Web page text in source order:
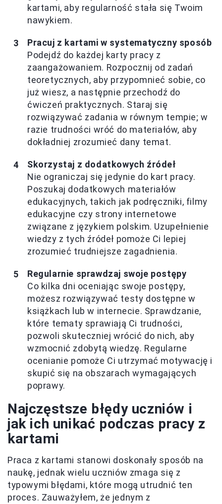
kartami, aby regularność stała się Twoim
nawykiem.
Pracuj z kartami w systematyczny sposób
Podejdź do każdej karty pracy z
zaangażowaniem. Rozpocznij od zadań
teoretycznych, aby przypomnieć sobie, co
już wiesz, a następnie przechodź do
ćwiczeń praktycznych. Staraj się
rozwiązywać zadania w równym tempie; w
razie trudności wróć do materiałów, aby
dokładniej zrozumieć dany temat.
Skorzystaj z dodatkowych źródeł
Nie ograniczaj się jedynie do kart pracy.
Poszukaj dodatkowych materiałów
edukacyjnych, takich jak podręczniki, filmy
edukacyjne czy strony internetowe
związane z językiem polskim. Uzupełnienie
wiedzy z tych źródeł pomoże Ci lepiej
zrozumieć trudniejsze zagadnienia.
Regularnie sprawdzaj swoje postępy
Co kilka dni oceniając swoje postępy,
możesz rozwiązywać testy dostępne w
książkach lub w internecie. Sprawdzanie,
które tematy sprawiają Ci trudności,
pozwoli skuteczniej wrócić do nich, aby
wzmocnić zdobytą wiedzę. Regularne
ocenianie pomoże Ci utrzymać motywację i
skupić się na obszarach wymagających
poprawy.
Najczęstsze błędy uczniów i
jak ich unikać podczas pracy z
kartami
Praca z kartami stanowi doskonały sposób na
naukę, jednak wielu uczniów zmaga się z
typowymi błędami, które mogą utrudnić ten
proces. Zauważyłem, że jednym z